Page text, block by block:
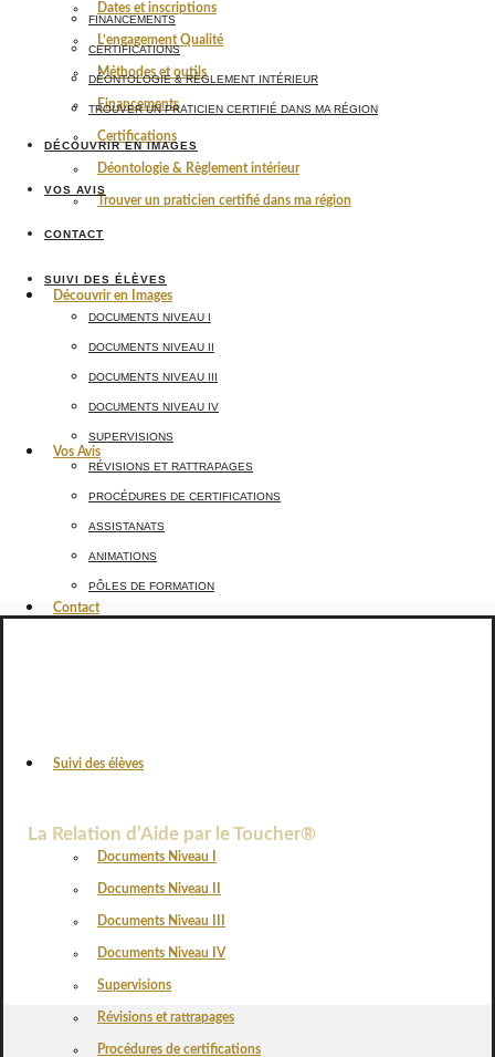
Dates et inscriptions
L’engagement Qualité
Méthodes et outils
Financements
Certifications
Déontologie & Règlement intérieur
Trouver un praticien certifié dans ma région
Découvrir en Images
Vos Avis
Contact
Suivi des élèves
Documents Niveau I
Documents Niveau II
Documents Niveau III
Documents Niveau IV
Supervisions
Révisions et rattrapages
Procédures de certifications
FINANCEMENTS
CERTIFICATIONS
DÉONTOLOGIE & RÈGLEMENT INTÉRIEUR
TROUVER UN PRATICIEN CERTIFIÉ DANS MA RÉGION
DÉCOUVRIR EN IMAGES
VOS AVIS
CONTACT
SUIVI DES ÉLÈVES
DOCUMENTS NIVEAU I
DOCUMENTS NIVEAU II
DOCUMENTS NIVEAU III
DOCUMENTS NIVEAU IV
SUPERVISIONS
RÉVISIONS ET RATTRAPAGES
PROCÉDURES DE CERTIFICATIONS
ASSISTANATS
ANIMATIONS
PÔLES DE FORMATION
La Relation d’Aide par le Toucher®